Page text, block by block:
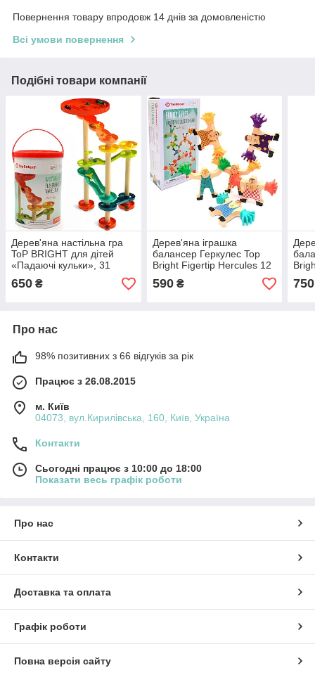
Повернення товару впродовж 14 днів за домовленістю
Всі умови повернення
Подібні товари компанії
Дерев'яна настільна гра
ToP BRIGHT для дітей
«Падаючі кульки», 31
деталь (120493)
650 ₴
Дерев'яна іграшка
балансер Геркулес Top
Bright Figertip Hercules 12
предметів 25*13*7 см
(120521)
590₴ 750
Про нас
98% позитивних з 66 відгуків за рік
Працює з 26.08.2015
м. Київ
04073, вул.Кирилівська, 160, Київ, Україна
Контакти
Сьогодні працює з 10:00 до 18:00
Показати весь графік роботи
Про нас
Контакти
Доставка та оплата
Графік роботи
Повна версія сайту